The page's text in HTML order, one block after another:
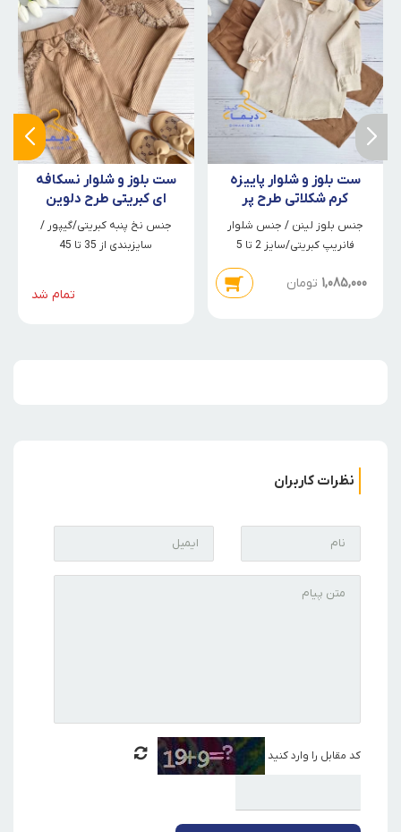
ست بلوز و شلوار پاییزه
کرم شکلاتی طرح پر
جنس بلوز لینن / جنس شلوار
فانریپ کبریتی/سایز 2 تا 5
1,085,000 تومان
ست بلوز و شلوار نسکافه
ای کبریتی طرح دلوین
جنس نخ پنبه کبریتی/گیپور /
سایزبندی از 35 تا 45
تمام شد
نظرات کاربران
کد مقابل را وارد کنید